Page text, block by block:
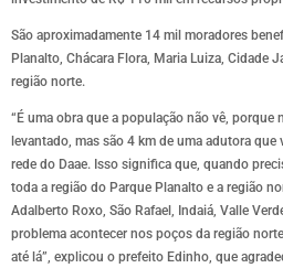
São aproximadamente 14 mil moradores
Planalto, Chácara Flora, Maria Luiza, Cidade
região norte.
“É uma obra que a população não vê, porque
levantado, mas são 4 km de uma adutora
rede do Daae. Isso significa que, quando
toda a região do Parque Planalto e a região
Adalberto Roxo, São Rafael, Indaiá, Valle
problema acontecer nos poços da região
até lá”, explicou o prefeito Edinho, que